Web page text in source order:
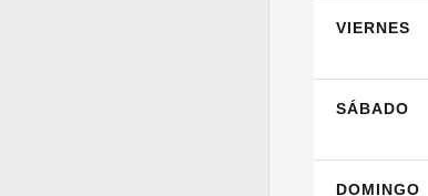
VIERNES
SÁBADO
DOMINGO